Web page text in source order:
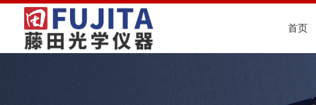
首页